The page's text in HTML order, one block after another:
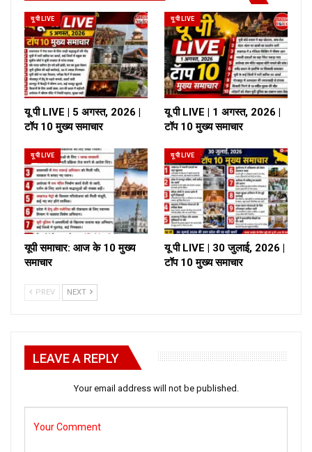
यू पी LIVE
यू पी LIVE | 5 अगस्त, 2026 |
टॉप 10 मुख्य समाचार
यू पी LIVE
यू पी LIVE | 1 अगस्त, 2026 |
टॉप 10 मुख्य समाचार
यू पी LIVE
यूपी समाचार: आज के 10 मुख्य
समाचार
यू पी LIVE
यू पी LIVE | 30 जुलाई, 2026 |
टॉप 10 मुख्य समाचार
PREV NEXT
LEAVE A REPLY
Your email address will not be published.